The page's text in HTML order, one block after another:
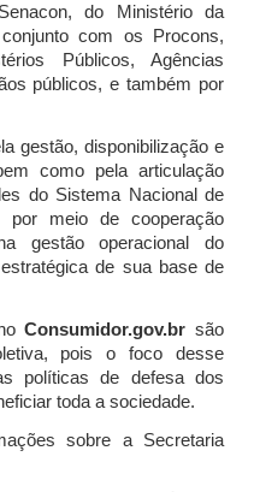
do Ministério da
com os Procons,
Públicos, Agências
públicos, e também por
gestão, disponibilização e
como pela articulação
do Sistema Nacional de
por meio de cooperação
gestão operacional do
de sua base de
Consumidor.gov.br são
pois o foco desse
políticas de defesa dos
toda a sociedade.
sobre a Secretaria